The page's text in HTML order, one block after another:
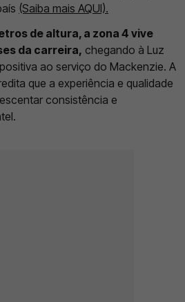
(Saiba mais AQUI).
de altura, a zona 4 vive
da carreira, chegando à Luz
ao serviço do Mackenzie. A
que a experiência e qualidade
consistência e